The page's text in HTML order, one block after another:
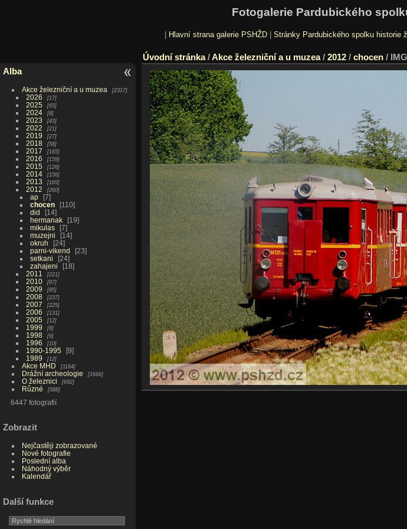
Fotogalerie Pardubického
Hlavní strana galerie PSHŽD| Stránky Pardubického spolku historie
Alba
Akce železniční a u muzea 2317
2026 17
2025 65
2024 8
2023 43
2022 21
2019 27
2018 58
2017 165
2016 159
2015 126
2014 156
2013 169
2012 260
ap
7
chocen
110
did
14
hermanak
19
mikulas
7
muzejni
14
okruh
24
parni-vikend
23
setkani
24
zahajeni
18
2011
221
2010 87
2009 85
2008 237
2007 225
2006 131
2005 12
1999 8
1998 6
1996 10
1990-1995
9
1989
12
Akce MHD 1184
Drážní archeologie 1666
O železnici 692
Různé 588
6447 fotografií
Zobrazit
Nejčastěji zobrazované
Nové fotografie
Poslední alba
Náhodný výběr
Kalendář
Další funkce
Úvodní stránka/Akce železniční a u muzea/ 2012 / chocen /